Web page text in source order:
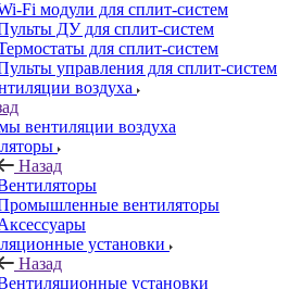
Fi модули для сплит-систем
ДУ для сплит-систем
для сплит-систем
управления для сплит-систем
воздуха
вентиляции воздуха
Назад
вентиляторы
установки
Назад
установки